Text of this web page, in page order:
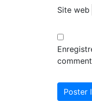
Site web